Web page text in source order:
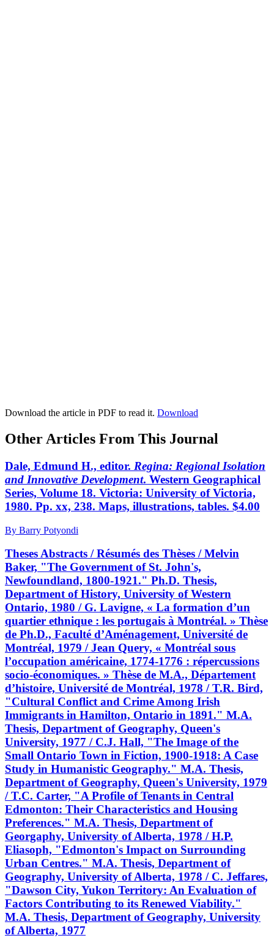
Download the article in PDF to read it. Download
Other Articles From This Journal
Dale, Edmund H., editor. Regina: Regional Isolation
and Innovative Development. Western Geographical
Series, Volume 18. Victoria: University of Victoria,
1980. Pp. xx, 238. Maps, illustrations, tables. $4.00
By Barry Potyondi
Theses Abstracts / Résumés des Thèses / Melvin
Baker, "The Government of St. John's,
Newfoundland, 1800-1921." Ph.D. Thesis,
Department of History, University of Western
Ontario, 1980 / G. Lavigne, « La formation d’un
quartier ethnique : les portugais à Montréal. » Thèse
de Ph.D., Faculté d’Aménagement, Université de
Montréal, 1979 / Jean Query, « Montréal sous
l’occupation américaine, 1774-1776 : répercussions
socio-économiques. » Thèse de M.A., Département
d’histoire, Université de Montréal, 1978 / T.R. Bird,
"Cultural Conflict and Crime Among Irish
Immigrants in Hamilton, Ontario in 1891." M.A.
Thesis, Department of Geography, Queen's
University, 1977 / C.J. Hall, "The Image of the
Small Ontario Town in Fiction, 1900-1918: A Case
Study in Humanistic Geography." M.A. Thesis,
Department of Geography, Queen's University, 1979
/ T.C. Carter, "A Profile of Tenants in Central
Edmonton: Their Characteristics and Housing
Preferences." M.A. Thesis, Department of
Georgaphy, University of Alberta, 1978 / H.P.
Eliasoph, "Edmonton's Impact on Surrounding
Urban Centres." M.A. Thesis, Department of
Geography, University of Alberta, 1978 / C. Jeffares,
"Dawson City, Yukon Territory: An Evaluation of
Factors Contributing to its Renewed Viability."
M.A. Thesis, Department of Geography, University
of Alberta, 1977